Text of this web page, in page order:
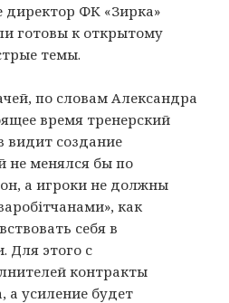
директор ФК «Зирка»
готовы к открытому
темы.
по словам Александра
время тренерский
видит создание
не менялся бы по
а игроки не должны
как
себя в
Для этого с
контракты
а усиление будет